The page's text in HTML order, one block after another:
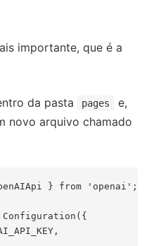
importante, que é a
da pasta pages
e,
novo arquivo chamado
} from 'openai';